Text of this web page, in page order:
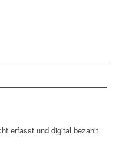
erfasst und digital bezahlt